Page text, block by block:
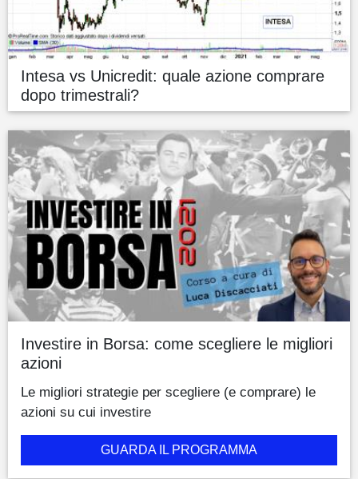
Intesa vs Unicredit: quale azione comprare
dopo trimestrali?
Investire in Borsa: come scegliere le migliori
azioni
Le migliori strategie per scegliere (e comprare) le
azioni su cui investire
GUARDA IL PROGRAMMA